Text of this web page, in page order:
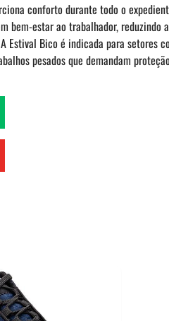
conforto durante todo o
bem-estar ao trabalhador, reduzindo
Estival Bico é indicada para setores
pesados que demandam proteção